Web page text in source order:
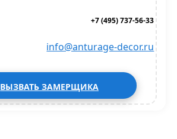
+7 (495) 737-56-33
info@anturage-decor.ru
ВЫЗВАТЬ ЗАМЕРЩИКА